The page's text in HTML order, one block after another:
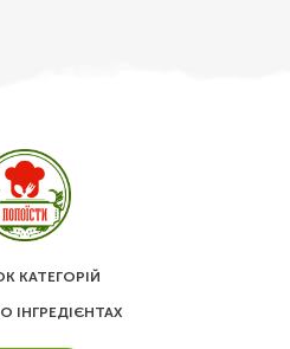
КАТЕГОРІЙ
ІНГРЕДІЄНТАХ